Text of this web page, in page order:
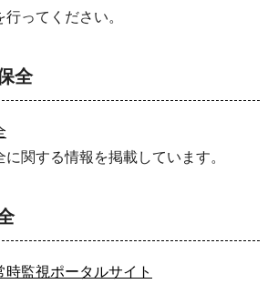
ってください。
全
関する情報を掲載しています。
時監視ポータルサイト